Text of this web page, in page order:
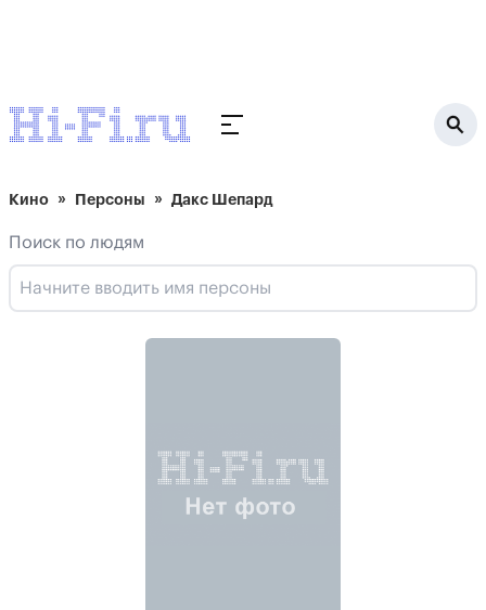
Кино Персоны Дакс Шепард
Поиск по людям